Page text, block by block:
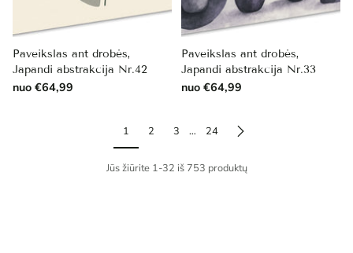
Paveikslas ant drobės,
Japandi abstrakcija Nr.42
nuo €64,99
Paveikslas ant drobės,
Japandi abstrakcija Nr.33
nuo €64,99
1 2 3 … 24
Jūs žiūrite 1-32 iš 753 produktų